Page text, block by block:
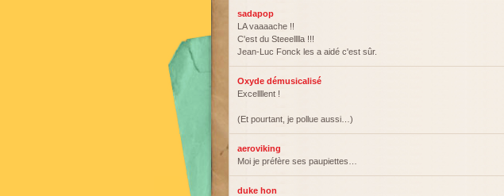
sadapop
LA vaaaache !!
C'est du Steeelllla !!!
Jean-Luc Fonck les a aidé c'est sûr.
Oxyde démusicalisé
Excellllent !
(Et pourtant, je pollue aussi…)
aeroviking
Moi je préfère ses paupiettes…
duke hon